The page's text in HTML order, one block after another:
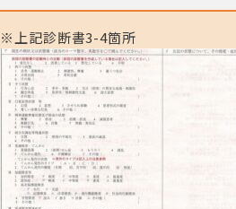
※上記診断書3-4箇所